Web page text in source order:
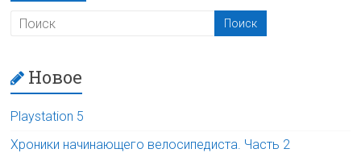
Новое
Playstation 5
Хроники начинающего велосипедиста. Часть 2